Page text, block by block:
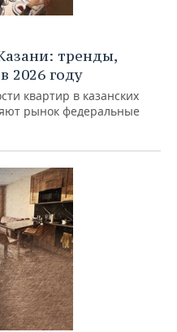
тренды,
2026 году
квартир в казанских
рынок федеральные